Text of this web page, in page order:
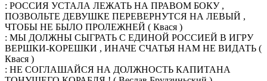
: РОССИЯ УСТАЛА ЛЕЖАТЬ НА ПРАВОМ БОКУ ,
ПОЗВОЛЬТЕ ДЕВУШКЕ ПЕРЕВЕРНУТСЯ НА ЛЕВЫЙ ,
ЧТОБЫ НЕ БЫЛО ПРОЛЕЖНЕЙ ( Квася )
: МЫ ДОЛЖНЫ СЫГРАТЬ С ЕДИНОЙ РОССИЕЙ В ИГРУ
ВЕРШКИ-КОРЕШКИ , ИНАЧЕ СЧАТЬЯ НАМ НЕ ВИДАТЬ (
Квася )
: НЕ СОГЛАШАЙСЯ НА ДОЛЖНОСТЬ КАПИТАНА